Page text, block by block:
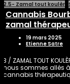
2.5- Zamal tout koulèr
Cannabis
zamal
19 mars 2025
Etienne Satre
3 / ZAMAL TOUT
nous sommes allés
cannabis